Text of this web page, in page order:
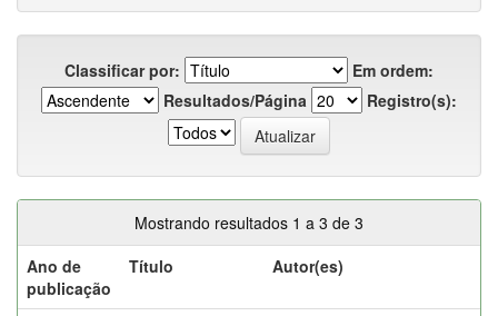
Classificar por:
Em ordem:
Resultados/Página
Registro(s):
Mostrando resultados 1 a 3 de 3
Ano de
publicação
Título Autor(es)